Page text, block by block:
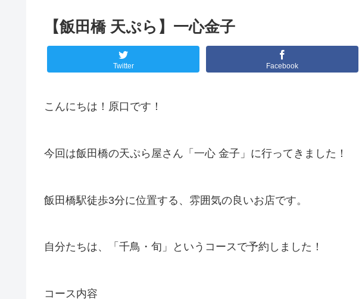
【飯田橋 天ぷら】一心金子
Twitter Facebook
こんにちは！原口です！
今回は飯田橋の天ぷら屋さん「一心 金子」に行ってきました！
飯田橋駅徒歩3分に位置する、雰囲気の良いお店です。
自分たちは、「千鳥・旬」というコースで予約しました！
コース内容